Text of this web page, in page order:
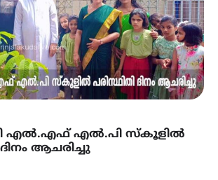
എൽ.എഫ് എൽ.പി സ്കൂളിൽ
ആചരിച്ചു